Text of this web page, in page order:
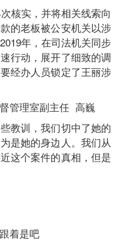
核实，并将相关线索向
的老板被公安机关以涉
年，在司法机关同步
行动，展开了细致的调
经办人员锁定了王丽涉
管理室副主任 高巍
教训，我们切中了她的
是她的身边人。我们从
这个案件的真相，但是
着是吧